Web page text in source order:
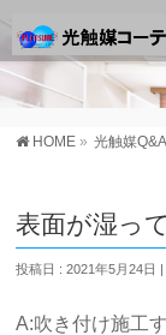
HOME » 光触媒Q&A
表面が湿っ
投稿日 : 2021年5月24日
A:吹き付け施工